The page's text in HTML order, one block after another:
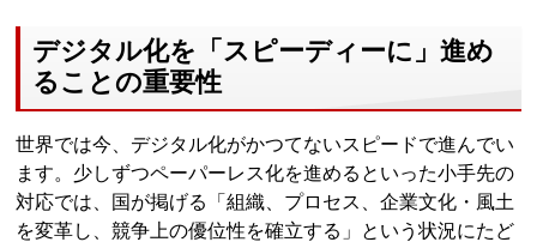
デジタル化を「スピーディーに」進め
ることの重要性
世界では今、デジタル化がかつてないスピードで進んでい
ます。少しずつペーパーレス化を進めるといった小手先の
対応では、国が掲げる「組織、プロセス、企業文化・風土
を変革し、競争上の優位性を確立する」という状況にたど